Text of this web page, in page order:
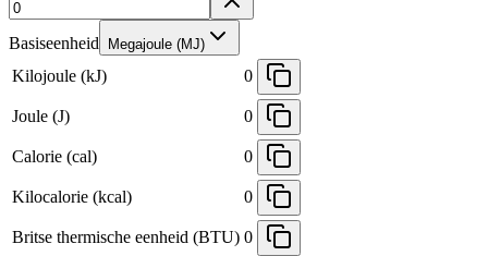
Basiseenheid Megajoule (MJ)
Kilojoule (kJ) 0
Joule (J) 0
Calorie (cal) 0
Kilocalorie (kcal) 0
Britse thermische eenheid (BTU) 0